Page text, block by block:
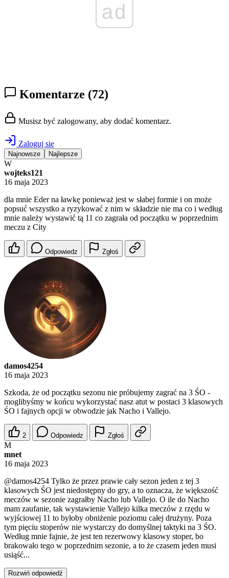
ad
Komentarze (72)
Musisz być zalogowany, aby dodać komentarz.
Zaloguj się
Najnowsze Najlepsze
W
wojteks121
16 maja 2023
dla mnie Eder na ławkę ponieważ jest w słabej formie i on może
popsuć wszystko a ryzykować z nim w składzie nie ma co i według
mnie należy wystawić tą 11 co zagrała od początku w poprzednim
meczu z City
Odpowiedz Zgłoś
damos4254
16 maja 2023
Szkoda, że od początku sezonu nie próbujemy zagrać na 3 ŚO -
moglibyśmy w końcu wykorzystać nasz atut w postaci 3 klasowych
ŚO i fajnych opcji w obwodzie jak Nacho i Vallejo.
2 Odpowiedz Zgłoś
M
mnet
16 maja 2023
@damos4254 Tylko że przez prawie cały sezon jeden z tej 3
klasowych ŚO jest niedostępny do gry, a to oznacza, że większość
meczów w sezonie zagrałby Nacho lub Vallejo. O ile do Nacho
mam zaufanie, tak wystawienie Vallejo kilka meczów z rzędu w
wyjściowej 11 to byłoby obniżenie poziomu całej drużyny. Poza
tym pięciu stoperów nie wystarczy do domyślnej taktyki na 3 ŚO.
Według mnie fajnie, że jest ten rezerwowy klasowy stoper, bo
brakowało tego w poprzednim sezonie, a to że czasem jeden musi
usiąść...
Rozwiń odpowiedź